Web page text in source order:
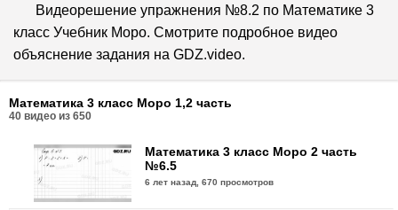
Видеорешение упражнения №8.2 по Математике 3
класс Учебник Моро. Смотрите подробное видео
объяснение задания на GDZ.video.
Математика 3 класс Моро 1,2 часть
40 видео из 650
Математика 3 класс Моро 2 часть
№6.5
6 лет назад,670 просмотров